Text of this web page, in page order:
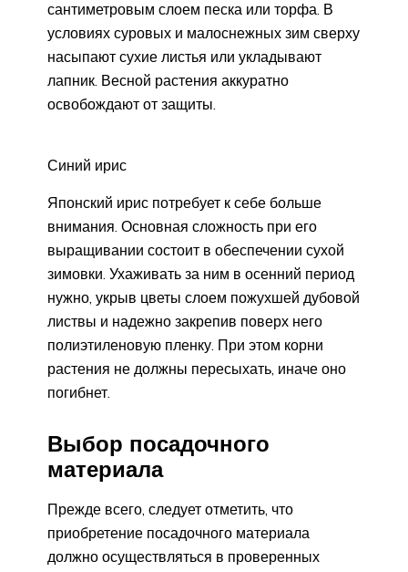
сантиметровым слоем песка или торфа. В
условиях суровых и малоснежных зим сверху
насыпают сухие листья или укладывают
лапник. Весной растения аккуратно
освобождают от защиты.
Синий ирис
Японский ирис потребует к себе больше
внимания. Основная сложность при его
выращивании состоит в обеспечении сухой
зимовки. Ухаживать за ним в осенний период
нужно, укрыв цветы слоем пожухшей дубовой
листвы и надежно закрепив поверх него
полиэтиленовую пленку. При этом корни
растения не должны пересыхать, иначе оно
погибнет.
Выбор посадочного
материала
Прежде всего, следует отметить, что
приобретение посадочного материала
должно осуществляться в проверенных